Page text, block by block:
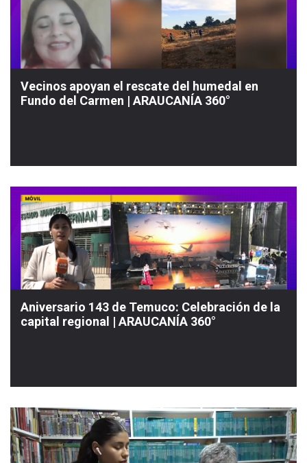
Vecinos apoyan el rescate del humedal en
Fundo del Carmen | ARAUCANÍA 360°
Aniversario 143 de Temuco: Celebración de la
capital regional | ARAUCANÍA 360°